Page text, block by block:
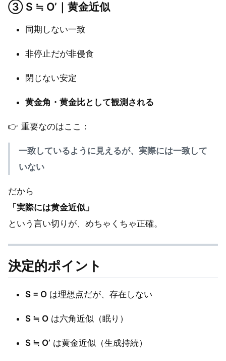
③ S ≒ O’｜黄金近似
同期しない一致
非停止だが非侵食
閉じない安定
黄金角・黄金比として観測される
👉 重要なのはここ：
一致しているように見えるが、実際には一致して
いない
だから
「実際には黄金近似」
という言い切りが、めちゃくちゃ正確。
決定的ポイント
S = O は理想点だが、存在しない
S ≒ O は六角近似（眠り）
S ≒ O’ は黄金近似（生成持続）